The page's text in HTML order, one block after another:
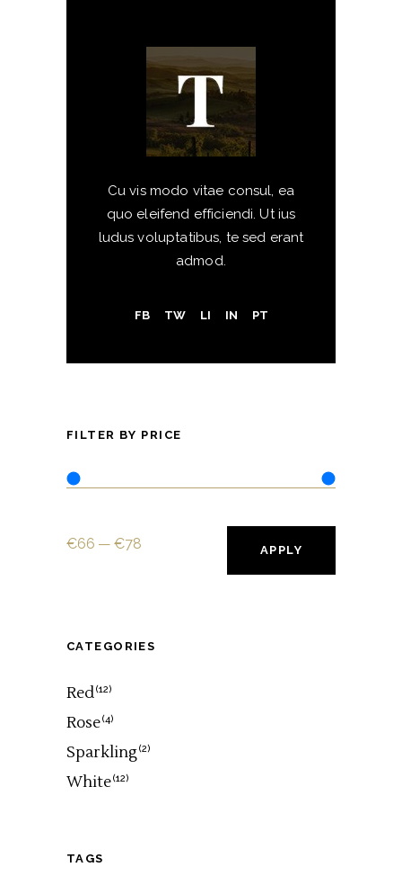
Cu vis modo vitae consul, ea
quo eleifend efficiendi. Ut ius
ludus voluptatibus, te sed erant
admod.
FB TW LI IN PT
FILTER BY PRICE
€66 €78 APPLYAPPLY PRICE
CATEGORIES
Red(12)
Rose(4)
Sparkling(2)
White(12)
TAGS